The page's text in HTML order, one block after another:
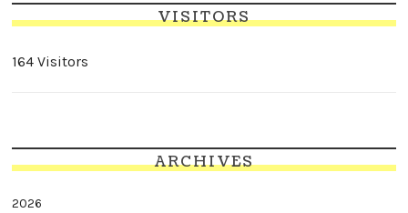
VISITORS
164 Visitors
ARCHIVES
2026